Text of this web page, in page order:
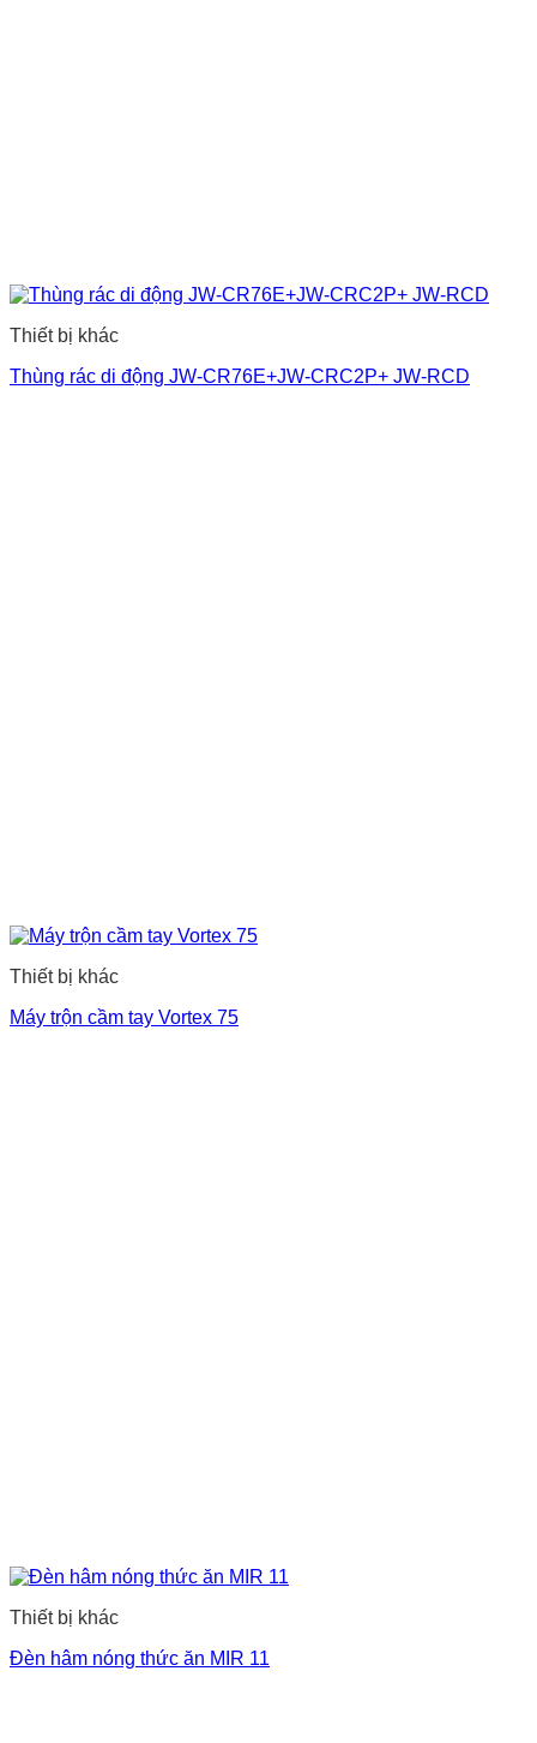
Thiết bị khác
Thùng rác di động JW-CR76E+JW-CRC2P+ JW-RCD
Thiết bị khác
Máy trộn cầm tay Vortex 75
Thiết bị khác
Đèn hâm nóng thức ăn MIR 11